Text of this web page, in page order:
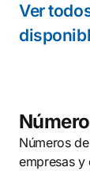
Ver
Números
empresas y